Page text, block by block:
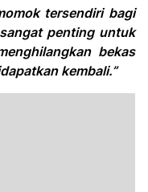
tersendiri bagi
penting untuk
bekas
kembali.”